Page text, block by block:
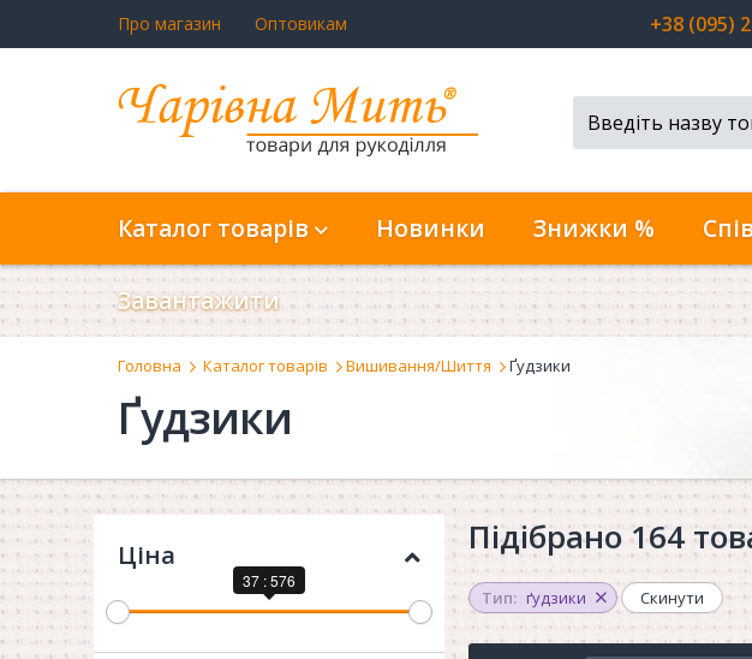
Про магазин Оптовикам +38 (095)
Каталог товарів Новинки Знижки %
Завантажити
Головна Каталог товарів Вишивання/Шиття Ґудзики
Ґудзики
Ціна
37 : 576
Підібрано 164
Тип: ґудзики Скинути